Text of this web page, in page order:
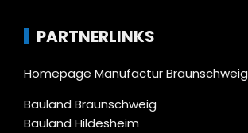
PARTNERLINKS
Homepage Manufactur Braunschweig
Bauland Braunschweig
Bauland Hildesheim